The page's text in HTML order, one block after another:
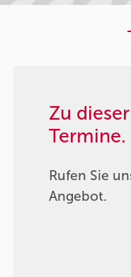
Zu
Termine.
Rufen Sie
Angebot.